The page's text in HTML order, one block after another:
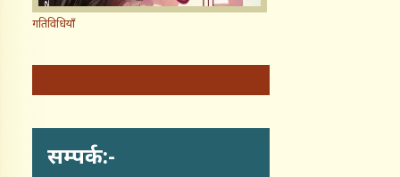
गतिविधियाँ
सम्पर्क:-